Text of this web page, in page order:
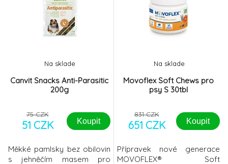
ani kuřecí. Krmivo obsahuje
funkční aditiva napomáhající
zdraví kloubů a podporující
detoxikaci or
vláknina 5g popeloviny 25g
vlhkost 75% Kromě tělesné
hmotnosti může mít na
krmnou dávku vliv také věk,
Canvit Snacks Anti-Parasitic
200g
Na sklade
75 CZK
51 CZK Koupit
Měkké pamlsky bez obilovin
s jehněčím masem pro
Movoflex Soft Chews pro
psy S 30tbl
Na sklade
831 CZK
651 CZK Koupit
Přípravek nové generace
MOVOFLEX® Soft